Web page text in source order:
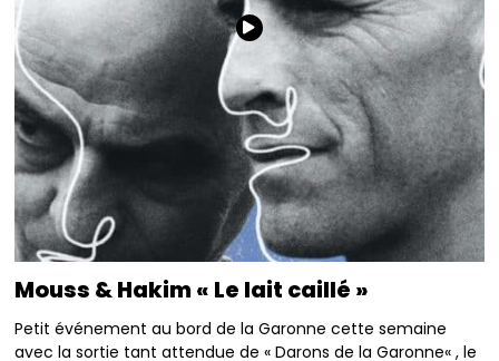
Mouss & Hakim « Le lait caillé »
Petit événement au bord de la Garonne cette semaine
avec la sortie tant attendue de « Darons de la Garonne« , le